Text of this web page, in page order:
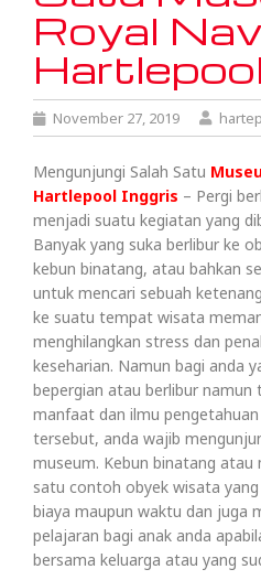
Royal
November 27, 2019
Mengunjungi Salah Satu
Hartlepool Inggris – Pergi
menjadi suatu kegiatan yang
Banyak yang suka berlibur ke
kebun binatang, atau bahkan
untuk mencari sebuah
ke suatu tempat wisata
menghilangkan stress dan
keseharian. Namun bagi anda
bepergian atau berlibur
manfaat dan ilmu
tersebut, anda wajib
museum. Kebun binatang atau
satu contoh obyek wisata
biaya maupun waktu dan juga
pelajaran bagi anak anda
bersama keluarga atau yang